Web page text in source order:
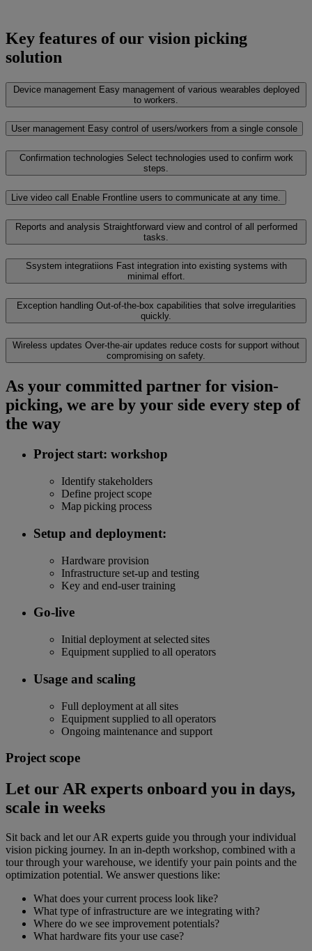
Key features of our vision picking
solution
Device management Easy management of various wearables deployed
to workers.
User management Easy control of users/workers from a single console
Confirmation technologies Select technologies used to confirm work
steps.
Live video call Enable Frontline users to communicate at any time.
Reports and analysis Straightforward view and control of all performed
tasks.
Ssystem integratiions Fast integration into existing systems with
minimal effort.
Exception handling Out-of-the-box capabilities that solve irregularities
quickly.
Wireless updates Over-the-air updates reduce costs for support without
compromising on safety.
As your committed partner for vision-
picking, we are by your side every step of
the way
Project start: workshop
Identify stakeholders
Define project scope
Map picking process
Setup and deployment:
Hardware provision
Infrastructure set-up and testing
Key and end-user training
Go-live
Initial deployment at selected sites
Equipment supplied to all operators
Usage and scaling
Full deployment at all sites
Equipment supplied to all operators
Ongoing maintenance and support
Project scope
Let our AR experts onboard you in days,
scale in weeks
Sit back and let our AR experts guide you through your individual
vision picking journey. In an in-depth workshop, combined with a
tour through your warehouse, we identify your pain points and the
optimization potential. We answer questions like:
What does your current process look like?
What type of infrastructure are we integrating with?
Where do we see improvement potentials?
What hardware fits your use case?